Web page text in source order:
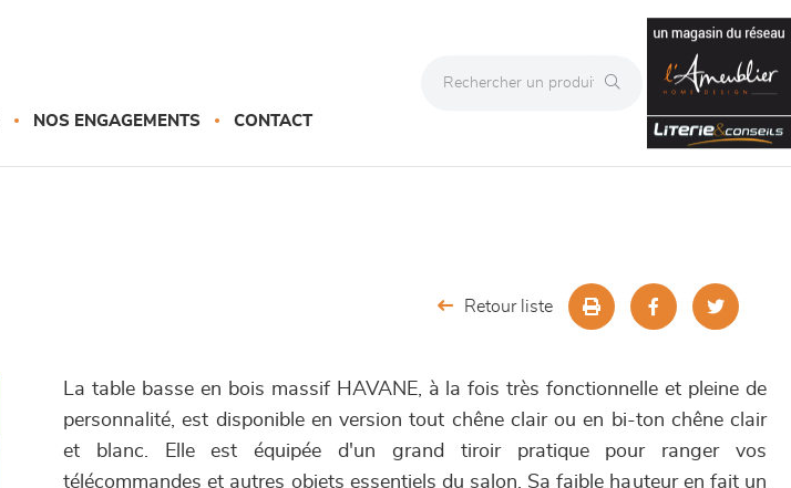
NOS ENGAGEMENTS CONTACT
Retour liste
La table basse en bois massif HAVANE, à la fois très fonctionnelle et pleine de
personnalité, est disponible en version tout chêne clair ou en bi-ton chêne clair
et blanc. Elle est équipée d'un grand tiroir pratique pour ranger vos
télécommandes et autres objets essentiels du salon. Sa faible hauteur en fait un